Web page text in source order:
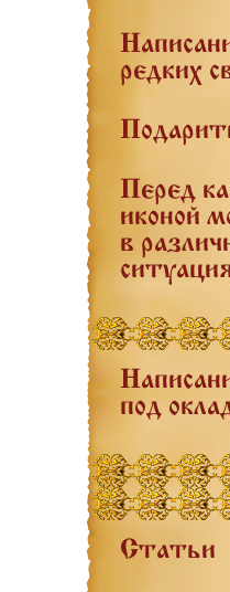
редких
Перед
иконой
в
под
Статьи